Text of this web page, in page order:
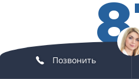
Позвонить